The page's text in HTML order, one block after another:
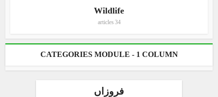
Wildlife
34 articles
CATEGORIES MODULE - 1 COLUMN
فروزاں